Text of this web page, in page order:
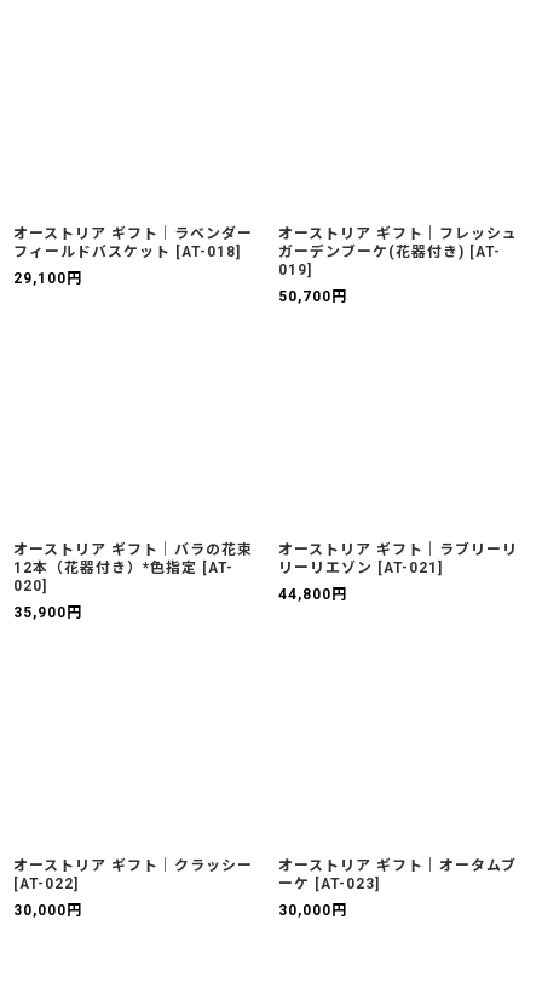
オーストリア ギフト｜ラベンダー
フィールドバスケット
[AT-018]
29,100 円
オーストリア ギフト｜フレッシュ
ガーデンブーケ(花器付き) [AT-
019]
50,700 円
オーストリア ギフト｜バラの花束
12本（花器付き）*色指定 [AT-
020]
35,900 円
オーストリア ギフト｜ラブリーリ
リーリエゾン
[AT-021 ]
44,800 円
オーストリア ギフト｜クラッシー
[AT-022]
30,000 円
オーストリア ギフト｜オータムブ
ーケ
[AT-023]
30,000 円